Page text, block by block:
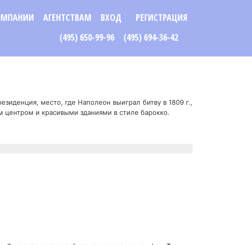
АГЕНТСТВАМ ВХОД
РЕГИСТРАЦИЯ
(495) 650-99-96
(495) 694-36-42
место, где Наполеон выиграл битву в 1809 г.,
и красивыми зданиями в стиле барокко.